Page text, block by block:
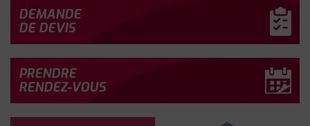
DEMANDE
DE DEVIS
PRENDRE
RENDEZ-VOUS